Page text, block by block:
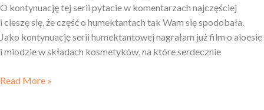
O kontynuację tej serii pytacie w komentarzach najczęściej
i cieszę się, że część o humektantach tak Wam się spodobała.
Jako kontynuację serii humektantowej nagrałam już film o aloesie
i miodzie w składach kosmetyków, na które serdecznie
Read More »